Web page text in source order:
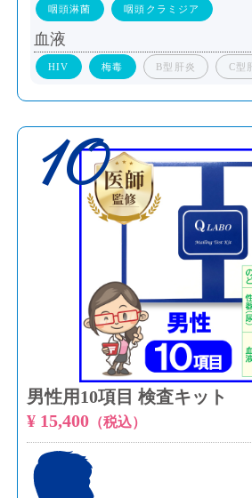
咽頭淋菌 咽頭クラミジア
血液
HIV 梅毒 B型肝炎 C型
10
男性用10項目 検査キット
¥ 15,400（税込）